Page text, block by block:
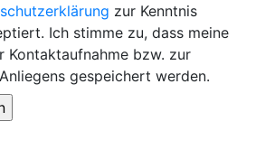
zur Kenntnis
Ich stimme zu, dass meine
Kontaktaufnahme bzw. zur
gespeichert werden.